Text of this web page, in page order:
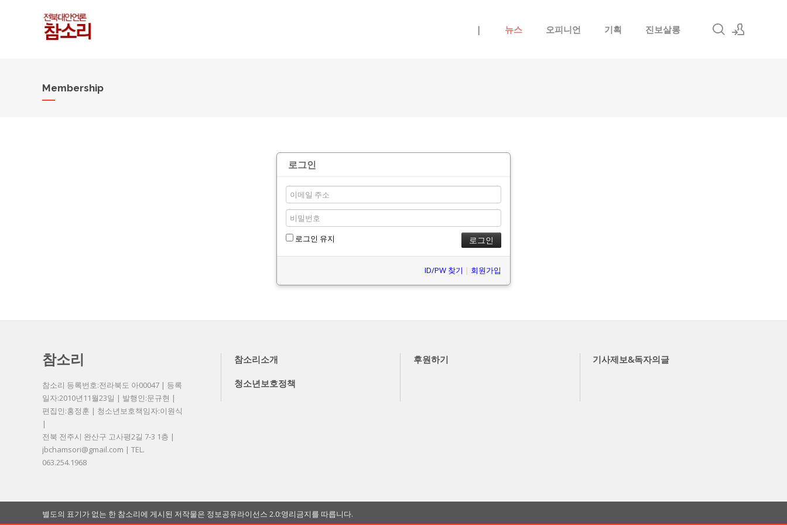
| 뉴스 오피니언 기획 진보살롱
Membership
로그인
로그인 유지
ID/PW 찾기 | 회원가입
참소리
참소리 등록번호:전라북도 아00047 | 등록
일자:2010년11월23일 | 발행인:문규현 |
편집인:홍정훈 | 청소년보호책임자:이원식
|
전북 전주시 완산구 고사평2길 7-3 1층 |
jbchamsori@gmail.com | TEL.
063.254.1968
참소리소개 후원하기 기사제보&독자의글
청소년보호정책
별도의 표기가 없는 한 참소리에 게시된 저작물은 정보공유라이선스 2.0:영리금지를 따릅니다.